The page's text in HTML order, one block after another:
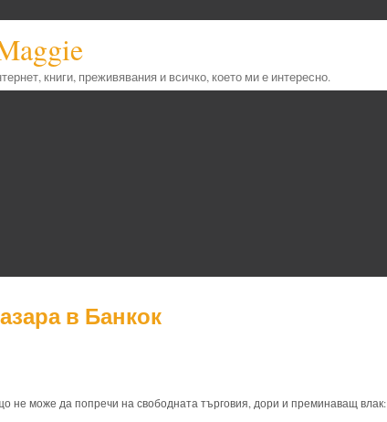
книги, преживявания и всичко, което ми е интересно.
в Банкок
не може да попречи на свободната търговия, дори и преминаващ влак: